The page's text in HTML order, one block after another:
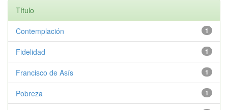
Título
1
Contemplación
1
Fidelidad
1
Francisco de Asís
1
Pobreza